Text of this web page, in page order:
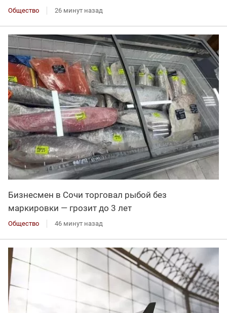
Общество 26 минут назад
Бизнесмен в Сочи торговал рыбой без
маркировки — грозит до 3 лет
Общество 46 минут назад